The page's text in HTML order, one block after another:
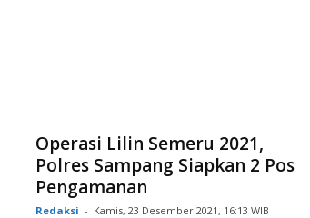
Operasi Lilin Semeru 2021,
Polres Sampang Siapkan 2 Pos
Pengamanan
Redaksi - Kamis, 23 Desember 2021, 16:13 WIB